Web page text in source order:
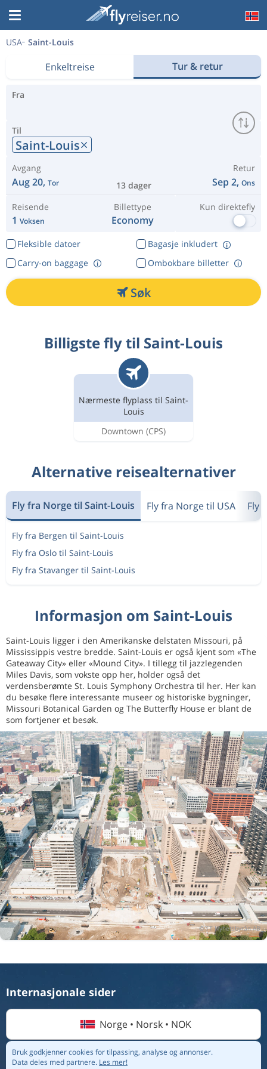
USA Saint-Louis
Enkeltreise Tur & retur
Fra
Til
Saint-Louis
Avgang
Aug 20, Tor 13 dager
Retur
Sep 2, Ons
Reisende
1 Voksen
Billettype
Economy
Kun direktefly
Fleksible datoer
Bagasje inkludert
Ombokbare billetter
Carry-on baggage
Søk
Billigste fly til Saint-Louis
Nærmeste flyplass til Saint-
Louis
Downtown (CPS)
Alternative reisealternativer
Fly fra Norge til Saint-Louis Fly fra Norge til USA Fly
Fly fra Bergen til Saint-Louis
Fly fra Oslo til Saint-Louis
Fly fra Stavanger til Saint-Louis
Informasjon om Saint-Louis
Saint-Louis ligger i den Amerikanske delstaten Missouri, på
Mississippis vestre bredde. Saint-Louis er også kjent som «The
Gateaway City» eller «Mound City». I tillegg til jazzlegenden
Miles Davis, som vokste opp her, holder også det
verdensberømte St. Louis Symphony Orchestra til her. Her kan
du besøke flere interessante museer og historiske bygninger,
Missouri Botanical Garden og The Butterfly House er blant de
som fortjener et besøk.
Bruk godkjenner cookies for tilpassing, analyse og annonser.
Data deles med partnere. Les mer!
Internasjonale sider
Norge • Norsk • NOK